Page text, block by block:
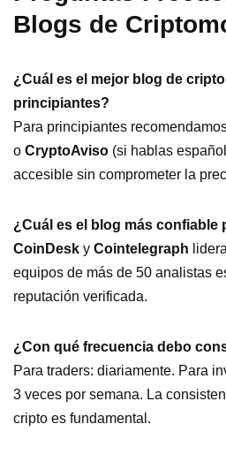
Blogs de
¿Cuál es el mejor blog de
principiantes?
Para principiantes
o CryptoAviso (si hablas
accesible sin comprometer la
¿Cuál es el blog más confiable
CoinDesk y Cointelegraph
equipos de más de 50 analistas
reputación verificada.
¿Con qué frecuencia debo
Para traders: diariamente. Para
3 veces por semana. La
cripto es fundamental.